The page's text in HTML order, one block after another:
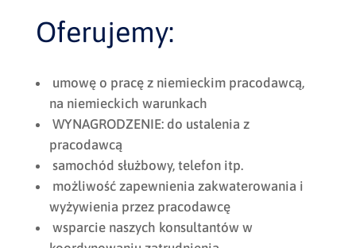
Oferujemy:
umowę o pracę z niemieckim pracodawcą,
na niemieckich warunkach
WYNAGRODZENIE: do ustalenia z
pracodawcą
samochód służbowy, telefon itp.
możliwość zapewnienia zakwaterowania i
wyżywienia przez pracodawcę
wsparcie naszych konsultantów w